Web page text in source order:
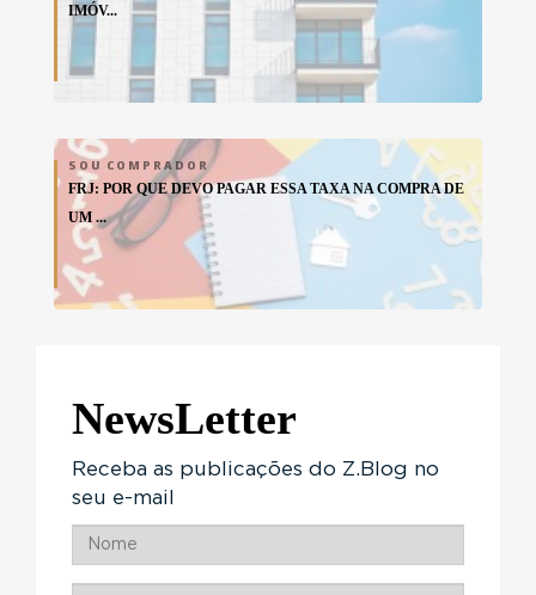
IMÓV...
SOU COMPRADOR
FRJ: POR QUE DEVO PAGAR ESSA TAXA NA COMPRA DE
UM ...
NewsLetter
Receba as publicações do Z.Blog no
seu e-mail